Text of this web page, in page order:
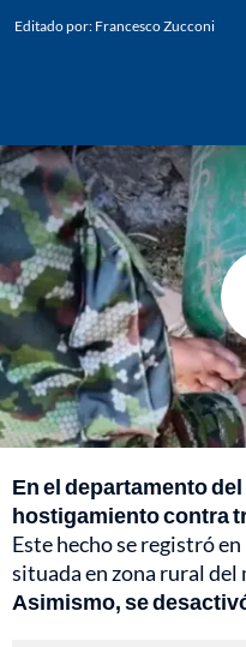
Editado por: Francesco Zucconi
En el departamento
hostigamiento contra
Este hecho se registró
situada en zona rural
Asimismo, se